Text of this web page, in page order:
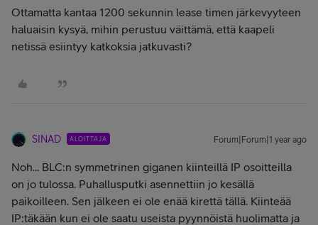
Ottamatta kantaa 1200 sekunnin lease timen järkevyyteen
haluaisin kysyä, mihin perustuu väittämä, että kaapeli
netissä esiintyy katkoksia jatkuvasti?
SINAD ALOITTAJA Forum|Forum|1 year ago
Noh... BLC:n symmetrinen giganen kiinteillä IP osoitteilla
on jo tulossa. Puhallusputki asennettiin jo kesällä
paikoilleen. Sen jälkeen ei ole enää kirettä tällä. Kiinteää
IP:täkään kun ei ole saatu useista pyynnöistä huolimatta ja